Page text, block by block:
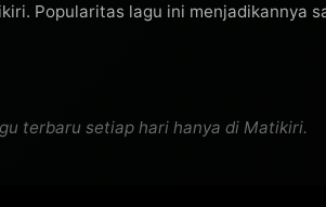
Popularitas lagu ini menjadikannya
terbaru setiap hari hanya di Matikiri.